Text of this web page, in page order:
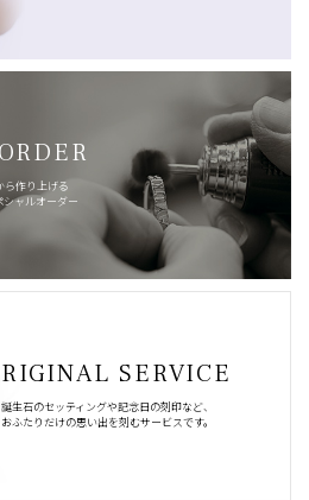
ら作り上げる
ャルオーダー
SERVICE
誕生石のセッティングや記念日の刻印など、
おふたりだけの思い出を刻むサービスです。